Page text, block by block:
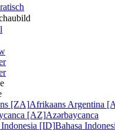
[ZA]Afrikaans Argentina
[AZ]Azərbaycanca
Indonesia [ID]Bahasa